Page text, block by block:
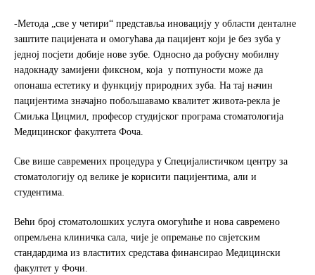
-Метода „све у четири“ представља иновацију у области денталне
заштите пацијената и омогућава да пацијент који је без зуба у
једној посјети добије нове зубе. Односно да робусну мобилну
надокнаду замијени фиксном, која у потпуности може да
опонаша естетику и функцију природних зуба. На тај начин
пацијентима значајно побољшавамо квалитет живота-рекла је
Смиљка Цицмил, професор студијског програма стоматологија
Медицинског факултета Фоча.
Све више савремених процедура у Специјалистичком центру за
стоматологију од велике је корисити пацијентима, али и
студентима.
Већи број стоматолошких услуга омогућиће и нова савремено
опремљена клиничка сала, чије је опремање по свјетским
стандардима из властитих средстава финансирао Медицински
факултет у Фочи.